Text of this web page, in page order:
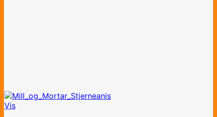
Vis